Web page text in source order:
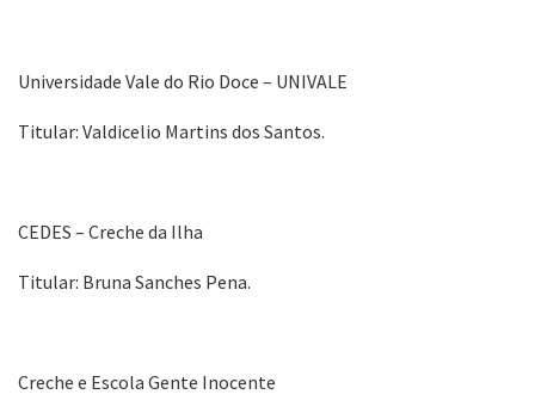
Universidade Vale do Rio Doce – UNIVALE
Titular: Valdicelio Martins dos Santos.
CEDES – Creche da Ilha
Titular: Bruna Sanches Pena.
Creche e Escola Gente Inocente